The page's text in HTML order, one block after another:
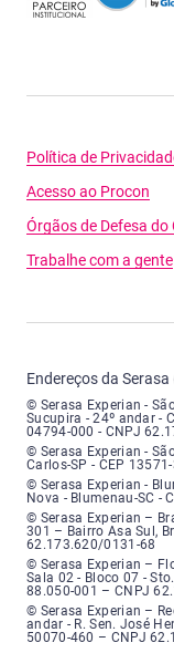
Política de
Acesso ao Procon
Órgãos de Defesa
Trabalhe com a gente
Endereços da
Serasa Experian - São
© Serasa Experian -
Sucupira - 24º andar -
04794-000 - CNPJ
Serasa Experian - São
© Serasa Experian -
Carlos-SP - CEP
Serasa Experian -
© Serasa Experian -
Nova - Blumenau-SC -
Serasa Experian -
© Serasa Experian –
301 – Bairro Asa Sul,
62.173.620/0131-68
Serasa Experian -
© Serasa Experian –
Sala 02 - Bloco 07 -
88.050-001 – CNPJ
Serasa Experian -
© Serasa Experian –
andar - R. Sen. José
50070-460 – CNPJ